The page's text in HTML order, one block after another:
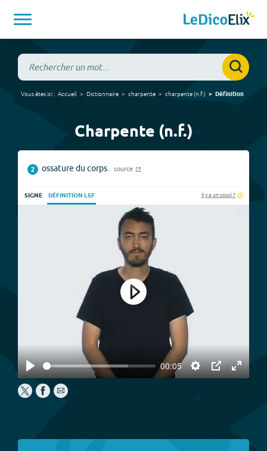
Vous êtes ici : Accueil Dictionnaire charpente charpente(n.f.) Définition
Charpente (n.f.)
2 ossature du corps. source
SIGNE DÉFINITION LSF Il y a un souci ?
Play
00:05
Settings
PIP
Enter
Play